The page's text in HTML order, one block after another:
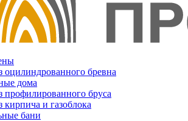
оцилиндрованного бревна
дома
профилированного бруса
кирпича и газоблока
бани